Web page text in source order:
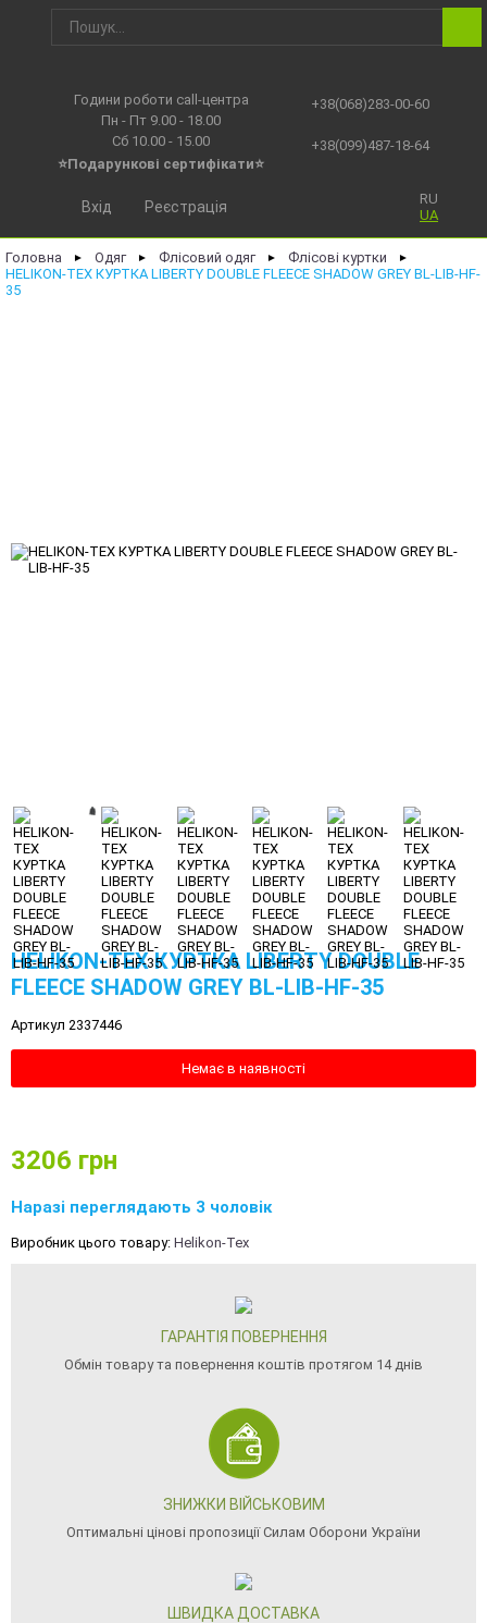
Години роботи call-центра
Пн - Пт 9.00 - 18.00
Сб 10.00 - 15.00
⭐Подарункові сертифікати⭐
+38(068)283-00-60
+38(099)487-18-64
RU
UA
Вхід Реєстрація
Головна ► Одяг ► Флісовий одяг ► Флісові куртки ►
HELIKON-TEX КУРТКА LIBERTY DOUBLE FLEECE SHADOW GREY BL-LIB-HF-
35
HELIKON-TEX КУРТКА LIBERTY DOUBLE
FLEECE SHADOW GREY BL-LIB-HF-35
Артикул 2337446
Немає в наявності
3206 грн
Наразі переглядають 3 чоловік
Виробник цього товару: Helikon-Tex
ГАРАНТІЯ ПОВЕРНЕННЯ
Обмін товару та повернення коштів протягом 14 днів
ЗНИЖКИ ВІЙСЬКОВИМ
Оптимальні цінові пропозиції Силам Оборони України
ШВИДКА ДОСТАВКА